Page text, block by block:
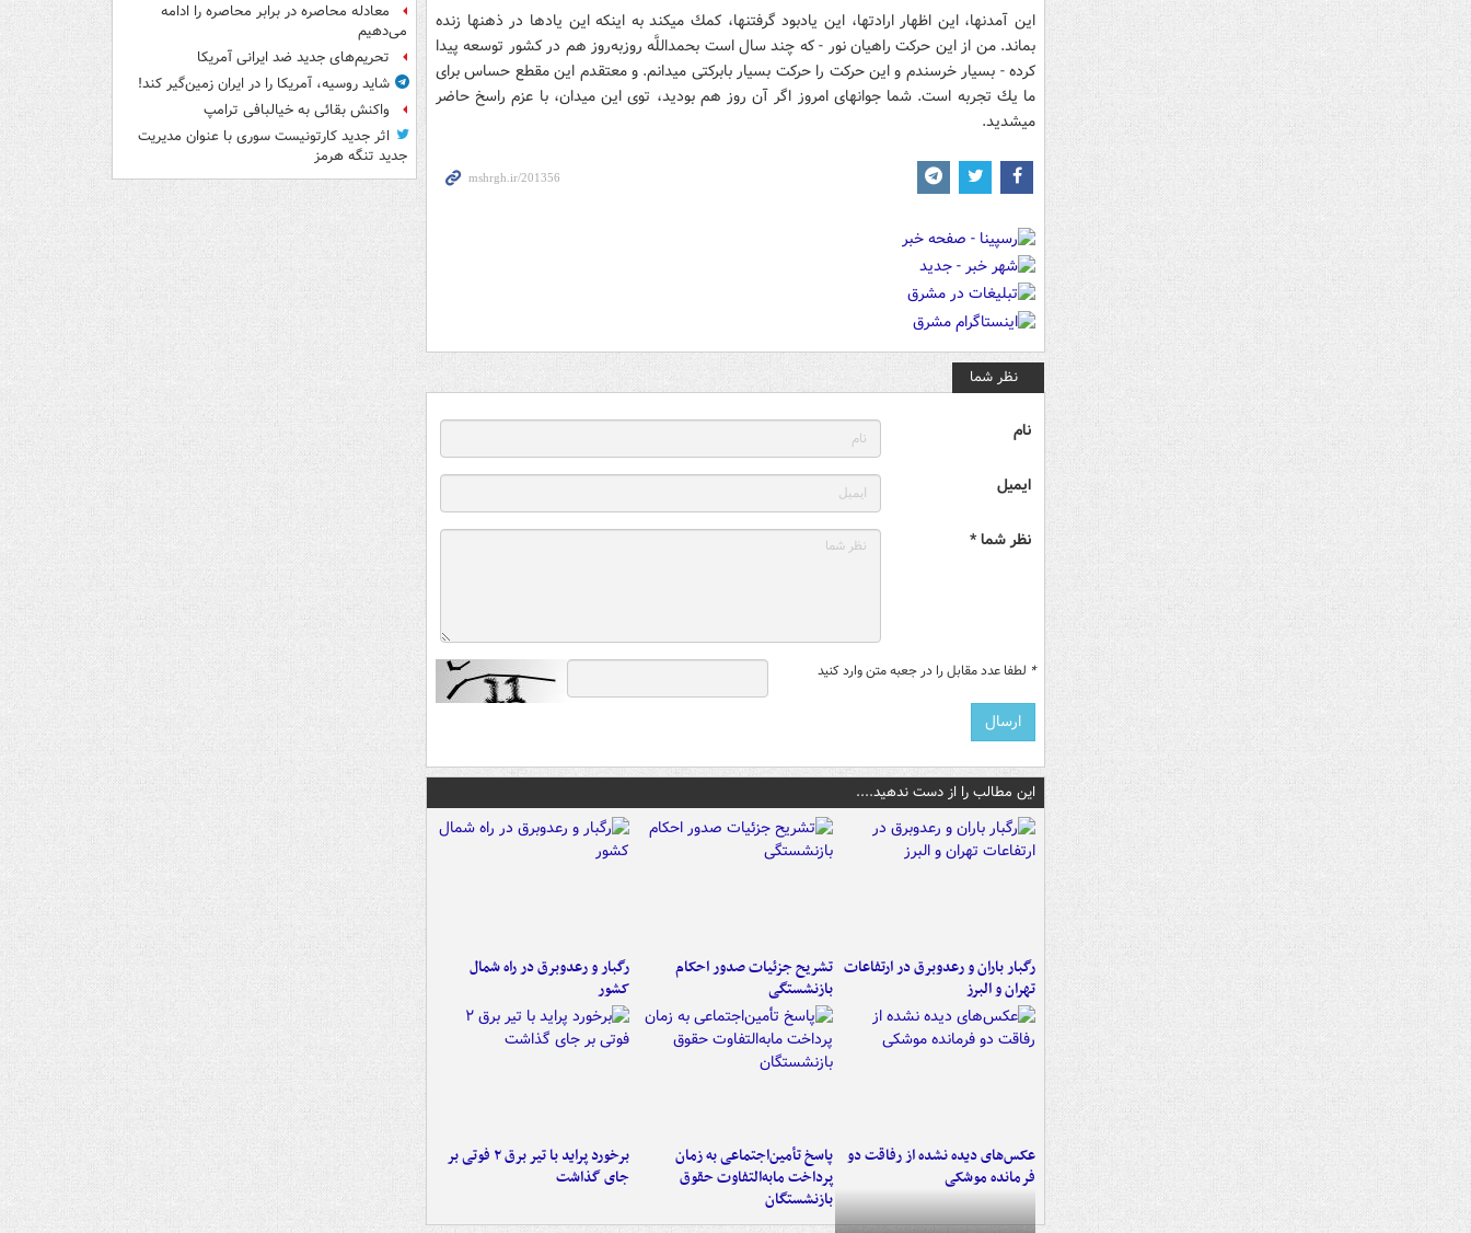
اين آمدنها، اين اظهار ارادتها، اين يادبود گرفتنها، كمك ميكند به اينكه اين يادها در ذهنها زنده
بماند. من از اين حركت راهيان نور - كه چند سال است بحمداللَّه روزبه‌روز هم در كشور توسعه پيدا
كرده - بسيار خرسندم و اين حركت را حركت بسيار بابركتى ميدانم. و معتقدم اين مقطع حساس براى
ما يك تجربه است. شما جوانهاى امروز اگر آن روز هم بوديد، توى اين ميدان، با عزم راسخ حاضر
ميشديد.
نظر شما
نام
ایمیل
نظر شما *
* لطفا عدد مقابل را در جعبه متن وارد کنید
این مطالب را از دست ندهید....
رگبار باران و رعدوبرق در ارتفاعات
تهران و البرز
تشریح جزئیات صدور احکام
بازنشستگی
رگبار و رعدوبرق در راه شمال
کشور
عکس‌های دیده نشده از رفاقت دو
فرمانده‌ موشکی
پاسخ تأمین‌اجتماعی به زمان
پرداخت مابه‌التفاوت حقوق
بازنشستگان
برخورد پراید با تیر برق ۲ فوتی بر
جای گذاشت
معادله محاصره در برابر محاصره را ادامه
می‌دهیم
تحریم‌های جدید ضد ایرانی آمریکا
شاید روسیه، آمریکا را در ایران زمین‌گیر کند!
واکنش بقائی به خیالبافی ترامپ
اثر جدید کارتونیست سوری با عنوان مدیریت
جدید تنگه هرمز